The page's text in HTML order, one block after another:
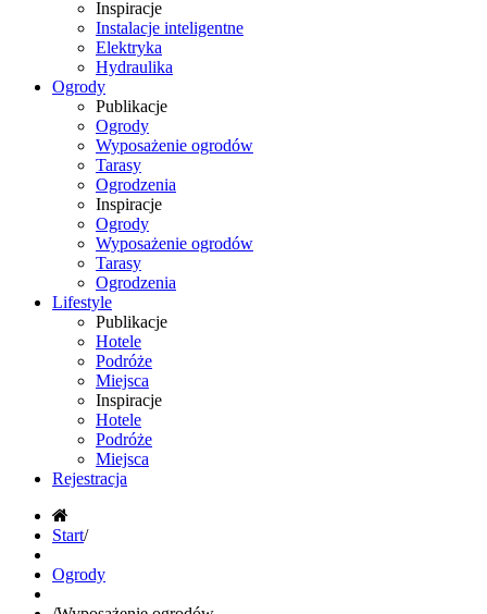
Inspiracje
Instalacje inteligentne
Elektryka
Hydraulika
Ogrody
Publikacje
Ogrody
Wyposażenie ogrodów
Tarasy
Ogrodzenia
Inspiracje
Ogrody
Wyposażenie ogrodów
Tarasy
Ogrodzenia
Lifestyle
Publikacje
Hotele
Podróże
Miejsca
Inspiracje
Hotele
Podróże
Miejsca
Rejestracja
Start/
Ogrody